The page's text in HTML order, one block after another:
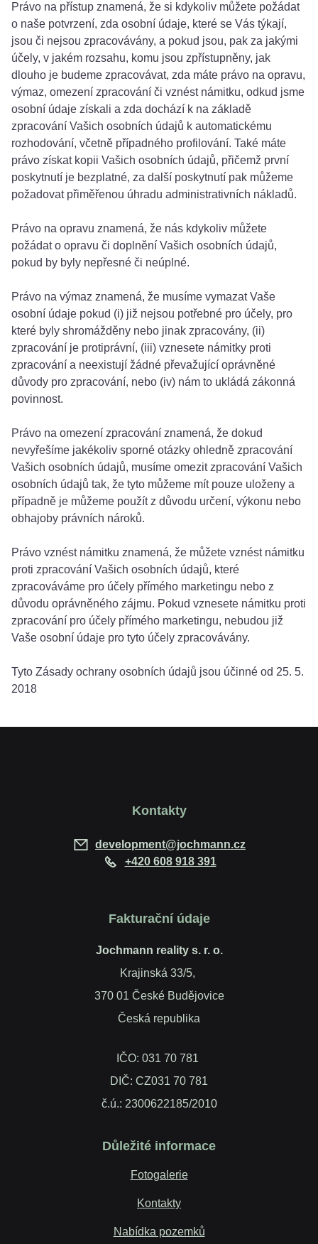
Právo na přístup znamená, že si kdykoliv můžete požádat
o naše potvrzení, zda osobní údaje, které se Vás týkají,
jsou či nejsou zpracovávány, a pokud jsou, pak za jakými
účely, v jakém rozsahu, komu jsou zpřístupněny, jak
dlouho je budeme zpracovávat, zda máte právo na opravu,
výmaz, omezení zpracování či vznést námitku, odkud jsme
osobní údaje získali a zda dochází k na základě
zpracování Vašich osobních údajů k automatickému
rozhodování, včetně případného profilování. Také máte
právo získat kopii Vašich osobních údajů, přičemž první
poskytnutí je bezplatné, za další poskytnutí pak můžeme
požadovat přiměřenou úhradu administrativních nákladů.
Právo na opravu znamená, že nás kdykoliv můžete
požádat o opravu či doplnění Vašich osobních údajů,
pokud by byly nepřesné či neúplné.
Právo na výmaz znamená, že musíme vymazat Vaše
osobní údaje pokud (i) již nejsou potřebné pro účely, pro
které byly shromážděny nebo jinak zpracovány, (ii)
zpracování je protiprávní, (iii) vznesete námitky proti
zpracování a neexistují žádné převažující oprávněné
důvody pro zpracování, nebo (iv) nám to ukládá zákonná
povinnost.
Právo na omezení zpracování znamená, že dokud
nevyřešíme jakékoliv sporné otázky ohledně zpracování
Vašich osobních údajů, musíme omezit zpracování Vašich
osobních údajů tak, že tyto můžeme mít pouze uloženy a
případně je můžeme použít z důvodu určení, výkonu nebo
obhajoby právních nároků.
Právo vznést námitku znamená, že můžete vznést námitku
proti zpracování Vašich osobních údajů, které
zpracováváme pro účely přímého marketingu nebo z
důvodu oprávněného zájmu. Pokud vznesete námitku proti
zpracování pro účely přímého marketingu, nebudou již
Vaše osobní údaje pro tyto účely zpracovávány.
Tyto Zásady ochrany osobních údajů jsou účinné od 25. 5.
2018
Kontakty
development@jochmann.cz
+420 608 918 391
Fakturační údaje
Jochmann reality s. r. o.
Krajinská 33/5,
370 01 České Budějovice
Česká republika
IČO: 031 70 781
DIČ: CZ031 70 781
č.ú.: 2300622185/2010
Důležité informace
Fotogalerie
Kontakty
Nabídka pozemků